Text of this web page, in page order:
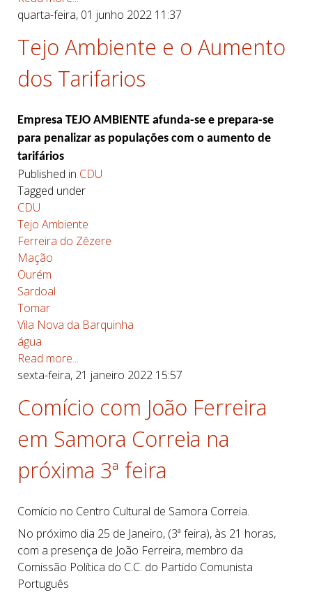
quarta-feira, 01 junho 2022 11:37
Tejo Ambiente e o Aumento
dos Tarifarios
Empresa TEJO AMBIENTE afunda-se e prepara-se
para penalizar as populações com o aumento de
tarifários
Published in CDU
Tagged under
CDU
Tejo Ambiente
Ferreira do Zêzere
Mação
Ourém
Sardoal
Tomar
Vila Nova da Barquinha
água
Read more...
sexta-feira, 21 janeiro 2022 15:57
Comício com João Ferreira
em Samora Correia na
próxima 3ª feira
Comício no Centro Cultural de Samora Correia.
No próximo dia 25 de Janeiro, (3ª feira), às 21 horas,
com a presença de João Ferreira, membro da
Comissão Política do C.C. do Partido Comunista
Português